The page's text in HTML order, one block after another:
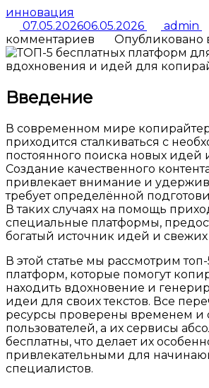
инновация
07.05.202606.05.2026 admin
комментариев
Опубликовано
Введение
В современном мире
приходится сталкиваться с
постоянного поиска новых идей
Создание качественного
привлекает внимание и
требует определённой
В таких случаях на помощь
специальные платформы,
богатый источник идей и
В этой статье мы рассмотрим
платформ, которые помогут
находить вдохновение и
идеи для своих текстов. Все
ресурсы проверены временем и
пользователей, а их сервисы
бесплатны, что делает их
привлекательными для
специалистов.